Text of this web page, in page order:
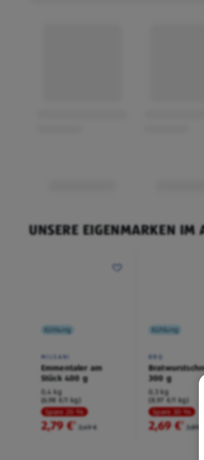
UNSERE EIGENMARKEN IM
Kühlung
MILSANI
Emmentaler am
Stück 400 g
0,4 kg
(6,98 €/1 kg)
Spare 20 %
2,79 €² 3,49 €
Kühlung
BBQ
300 g
0,3 kg
(8,97 €/1 kg)
Spare 30 %
2,69 €² 3,89 €